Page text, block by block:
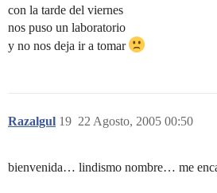
con la tarde del viernes
nos puso un laboratorio
y no nos deja ir a tomar
Razalgul 22 Agosto, 2005 00:50
19
bienvenida… lindismo nombre… me